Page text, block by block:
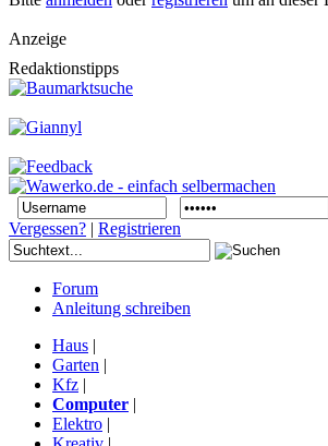
Anzeige
Redaktionstipps
Vergessen? | Registrieren
Forum
Anleitung schreiben
Haus |
Garten |
Kfz |
Computer |
Elektro |